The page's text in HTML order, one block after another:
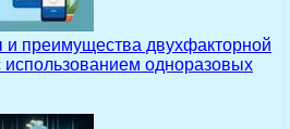
преимущества двухфакторной
использованием одноразовых